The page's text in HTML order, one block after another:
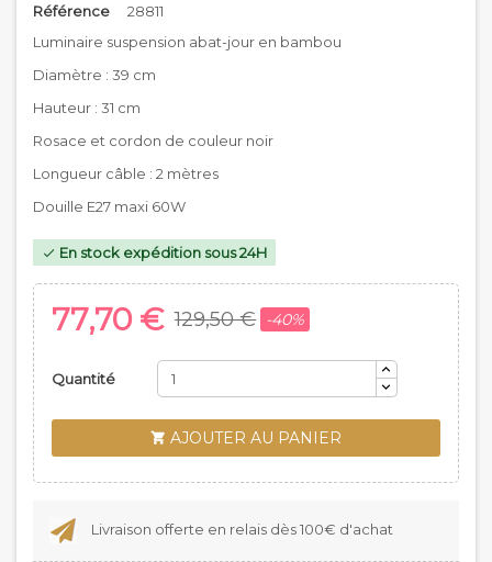
Référence
28811
Luminaire suspension abat-jour en bambou
Diamètre : 39 cm
Hauteur : 31 cm
Rosace et cordon de couleur noir
Longueur câble : 2 mètres
Douille E27 maxi 60W
 En stock expédition sous 24H
77,70 € 129,50 € -40%
Quantité
 AJOUTER AU PANIER
Livraison offerte en relais dès 100€ d'achat